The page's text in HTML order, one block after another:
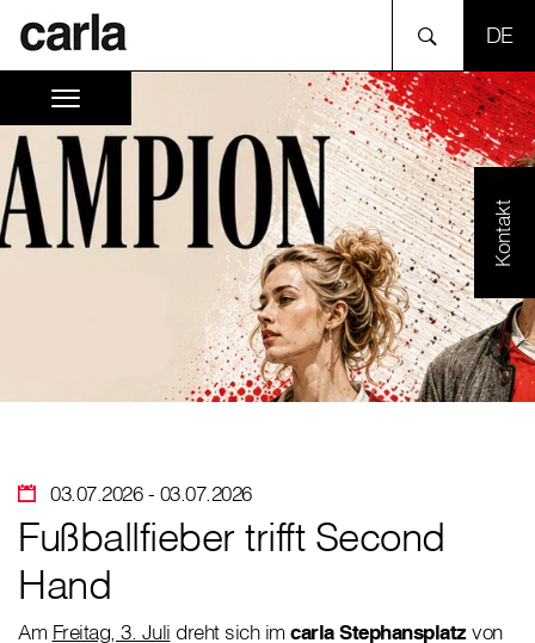
Kontakt
03.07.2026- 03.07.2026
Fußballfieber trifft Second
Hand
Am Freitag, 3. Juli dreht sich im carla Stephansplatzvon